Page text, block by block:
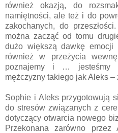
również okazją, do
namiętności, ale też i do
zakochanych, do
można zacząć od tomu
dużo większą dawkę emocji
również w przeżycia
poznajemy i … jesteśmy
mężczyzny takiego jak Aleks
Sophie i Aleks przygotowują
do stresów związanych z
dotyczący otwarcia nowego
Przekonana zarówno